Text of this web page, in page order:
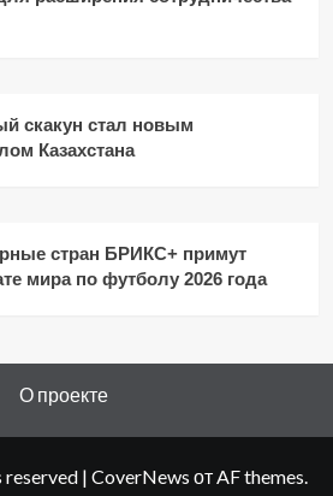
скакун стал новым
Казахстана
стран БРИКС+ примут
мира по футболу 2026 года
О проекте
| CoverNews от AF themes.